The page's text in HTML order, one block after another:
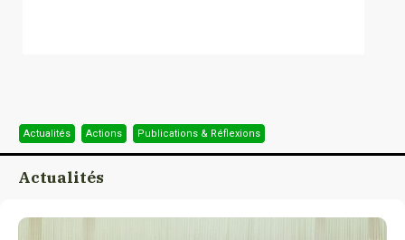
Actualités Actions Publications & Réflexions
Actualités